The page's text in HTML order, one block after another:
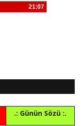
.: Günün Sözü :.